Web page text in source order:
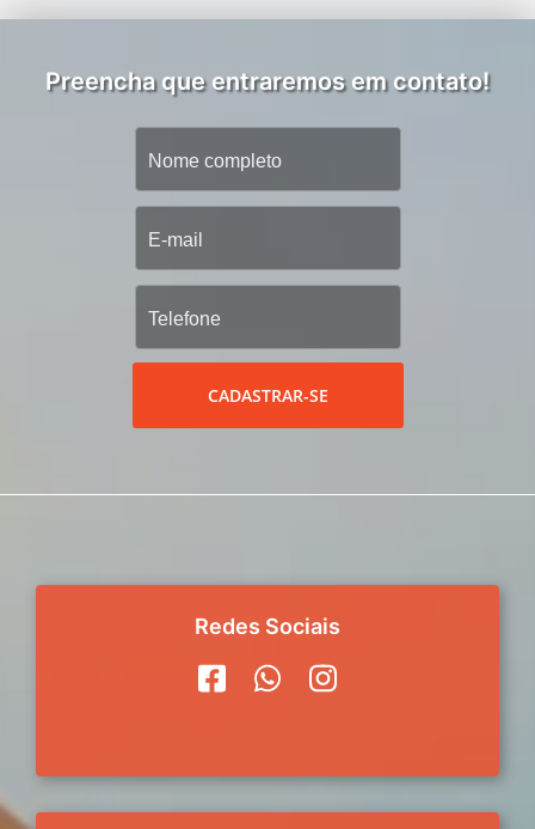
Preencha que entraremos em contato!
CADASTRAR-SE
Redes Sociais